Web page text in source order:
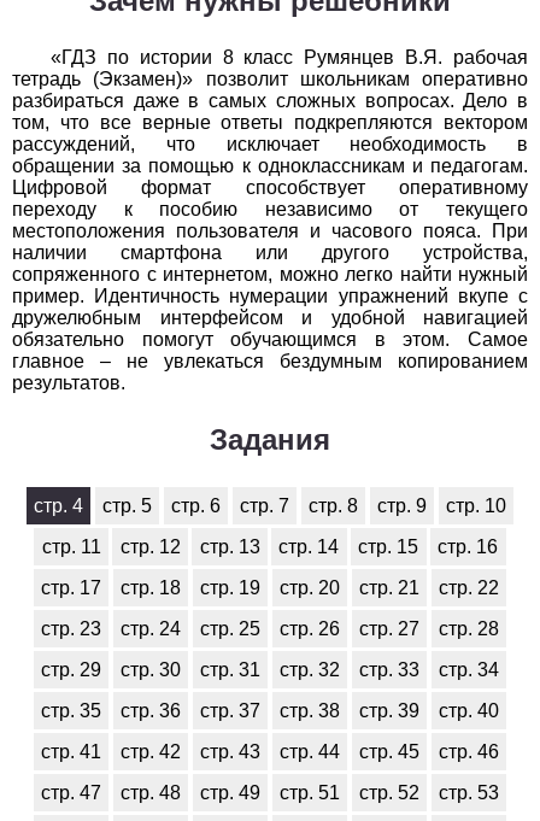
5 7
Химия
1
2 3 4 5 6 7 8 9 10
11
Черчение
1
2 3 4 5 6 7 8 9 10
11
Экология
1
2 3 4 5 6 7 8 9 10
11
Экономика
5 6 7
«ГДЗ по истории 8 класс Румянцев В.Я. рабочая
тетрадь (Экзамен)» позволит школьникам оперативно
разбираться даже в самых сложных вопросах. Дело в
том, что все верные ответы подкрепляются вектором
рассуждений, что исключает необходимость в
обращении за помощью к одноклассникам и педагогам.
Цифровой формат способствует оперативному
переходу к пособию независимо от текущего
местоположения пользователя и часового пояса. При
наличии смартфона или другого устройства,
сопряженного с интернетом, можно легко найти нужный
пример. Идентичность нумерации упражнений вкупе с
дружелюбным интерфейсом и удобной навигацией
обязательно помогут обучающимся в этом. Самое
главное – не увлекаться бездумным копированием
результатов.
Задания
стр. 4 стр. 5 стр. 6 стр. 7 стр. 8 стр. 9
стр. 10
стр. 11
стр. 12 стр. 13 стр. 14 стр. 15
стр. 16
стр. 17
стр. 18 стр. 19 стр. 20 стр. 21
стр. 22
стр. 23
стр. 24 стр. 25 стр. 26 стр. 27
стр. 28
стр. 29
стр. 30 стр. 31 стр. 32 стр. 33
стр. 34
стр. 35
стр. 36 стр. 37 стр. 38 стр. 39
стр. 40
стр. 41
стр. 42 стр. 43 стр. 44 стр. 45
стр. 46
стр. 47
стр. 48 стр. 49 стр. 51 стр. 52
стр. 53